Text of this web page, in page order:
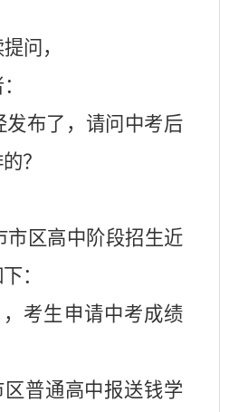
问，
发布了，请问中考后
？
市区高中阶段招生近
：
，考生申请中考成绩
区普通高中报送钱学